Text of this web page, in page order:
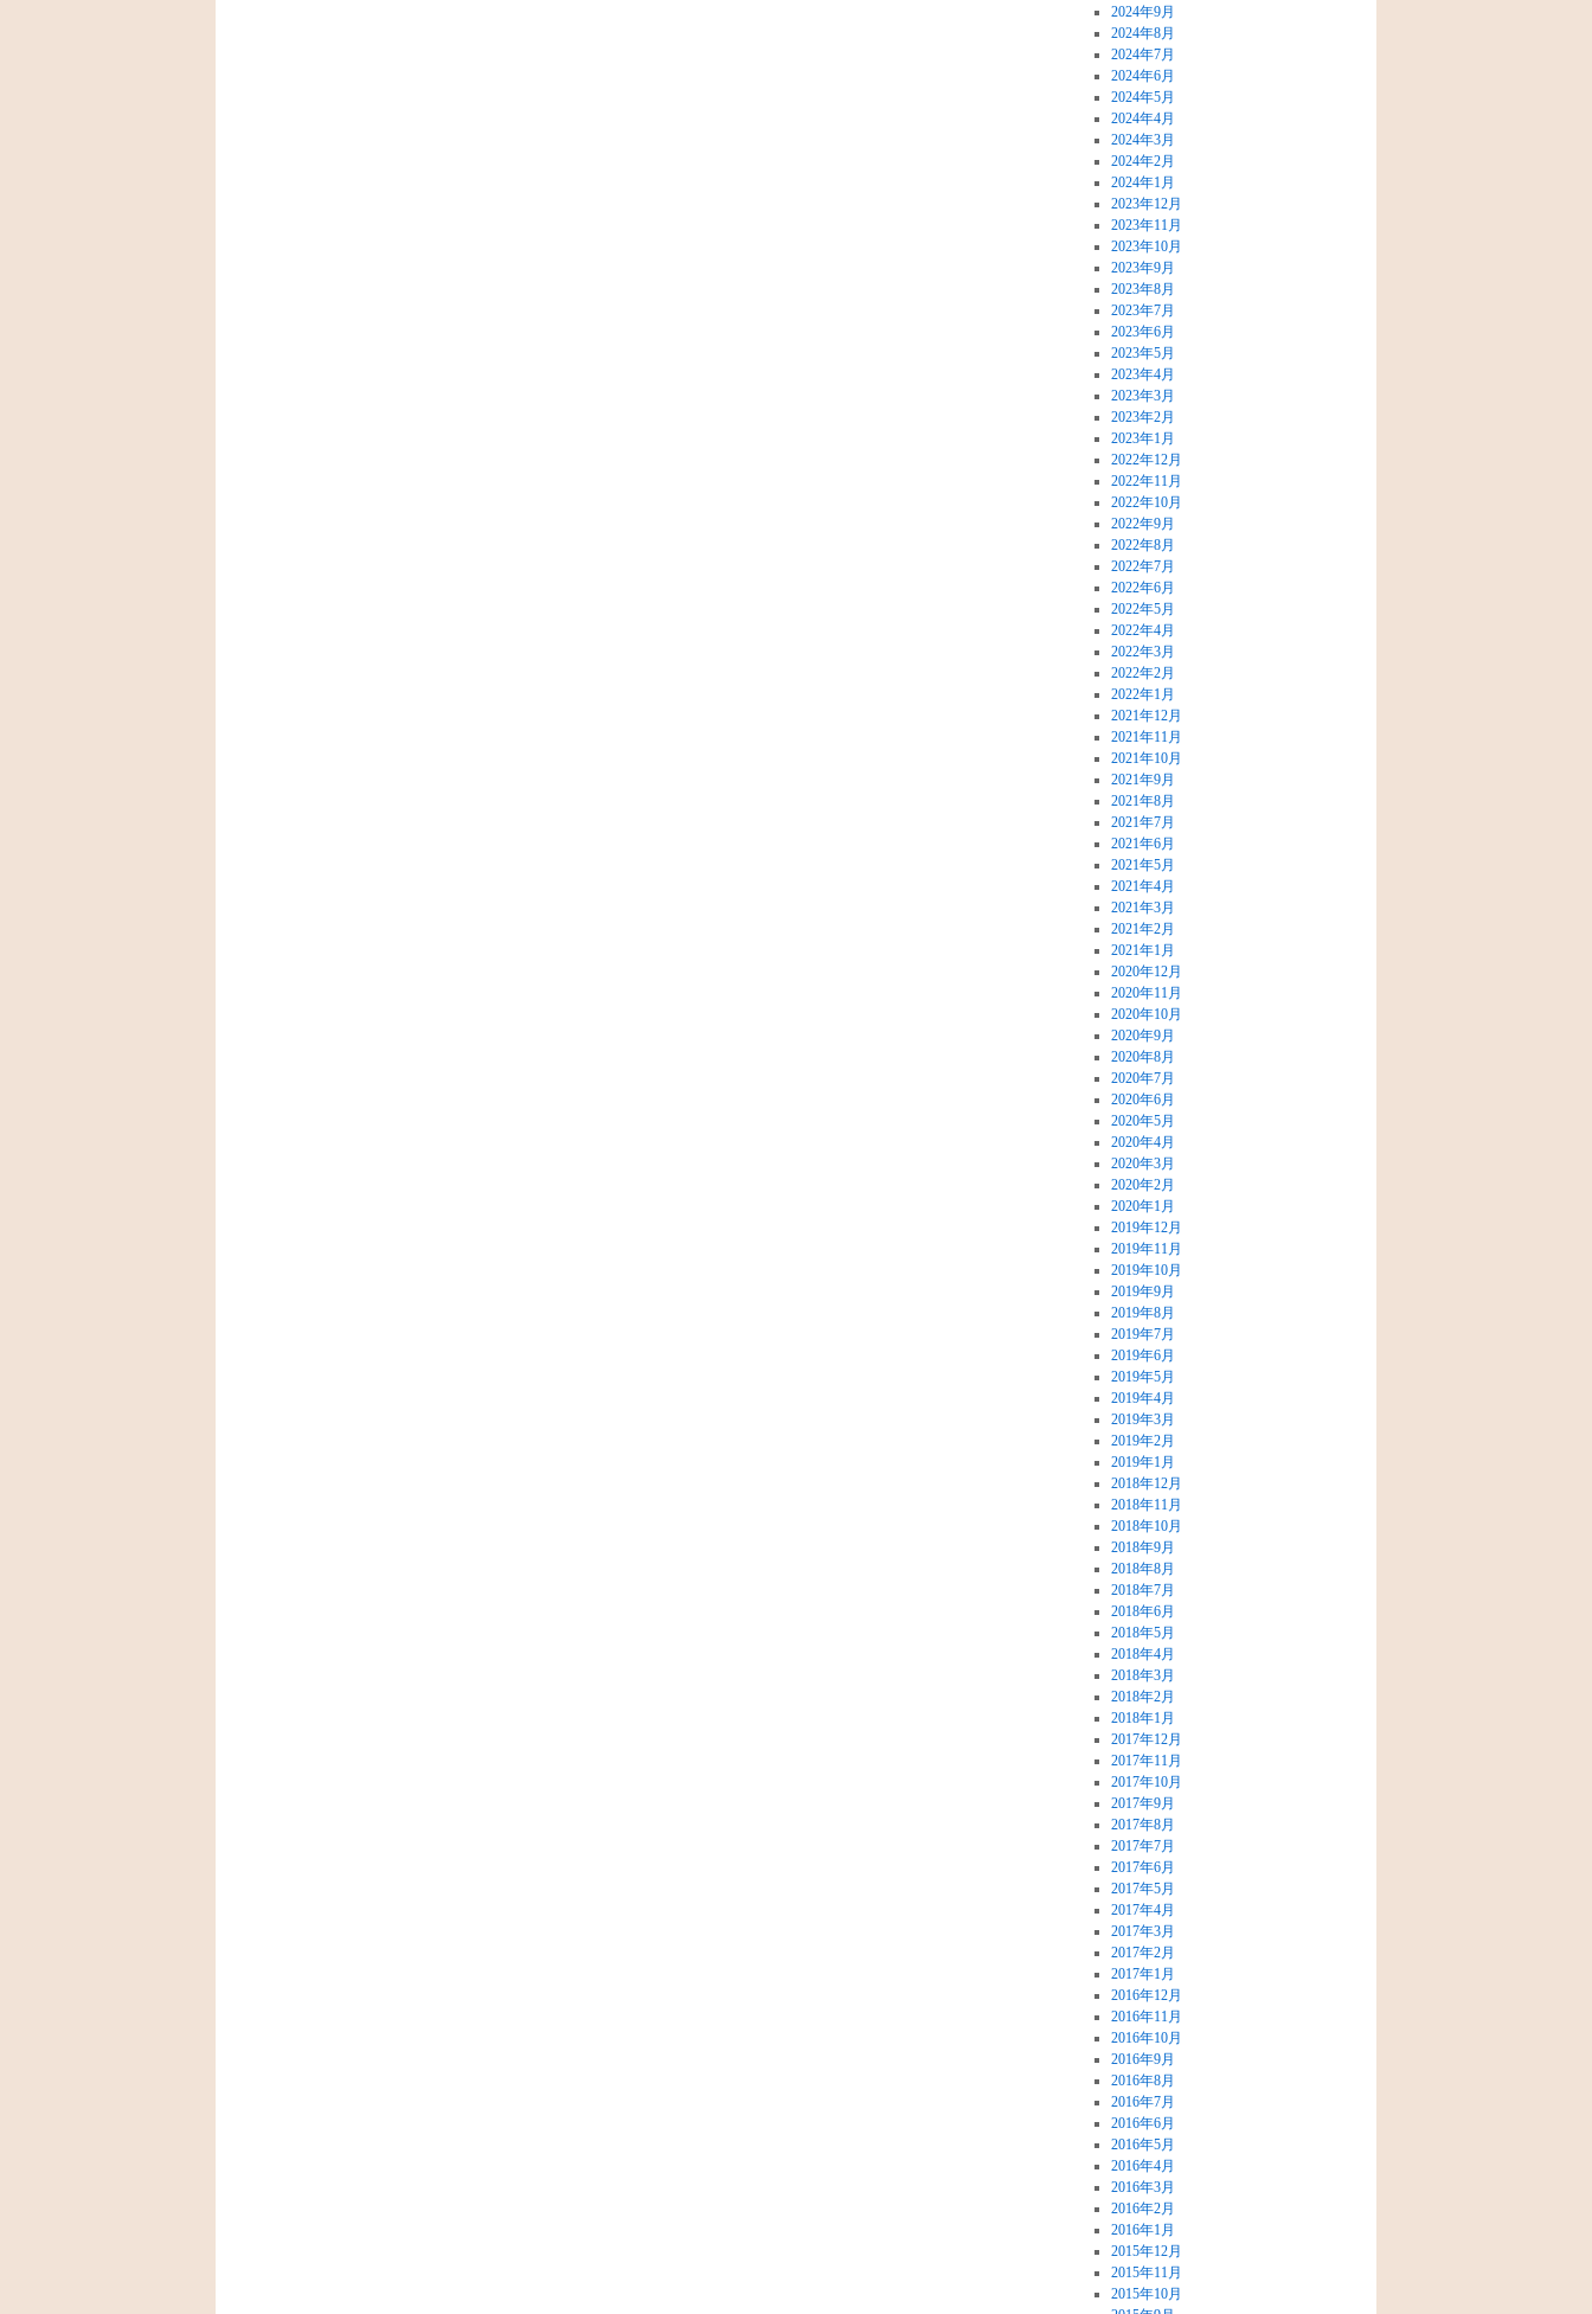
2024年9月
2024年8月
2024年7月
2024年6月
2024年5月
2024年4月
2024年3月
2024年2月
2024年1月
2023年12月
2023年11月
2023年10月
2023年9月
2023年8月
2023年7月
2023年6月
2023年5月
2023年4月
2023年3月
2023年2月
2023年1月
2022年12月
2022年11月
2022年10月
2022年9月
2022年8月
2022年7月
2022年6月
2022年5月
2022年4月
2022年3月
2022年2月
2022年1月
2021年12月
2021年11月
2021年10月
2021年9月
2021年8月
2021年7月
2021年6月
2021年5月
2021年4月
2021年3月
2021年2月
2021年1月
2020年12月
2020年11月
2020年10月
2020年9月
2020年8月
2020年7月
2020年6月
2020年5月
2020年4月
2020年3月
2020年2月
2020年1月
2019年12月
2019年11月
2019年10月
2019年9月
2019年8月
2019年7月
2019年6月
2019年5月
2019年4月
2019年3月
2019年2月
2019年1月
2018年12月
2018年11月
2018年10月
2018年9月
2018年8月
2018年7月
2018年6月
2018年5月
2018年4月
2018年3月
2018年2月
2018年1月
2017年12月
2017年11月
2017年10月
2017年9月
2017年8月
2017年7月
2017年6月
2017年5月
2017年4月
2017年3月
2017年2月
2017年1月
2016年12月
2016年11月
2016年10月
2016年9月
2016年8月
2016年7月
2016年6月
2016年5月
2016年4月
2016年3月
2016年2月
2016年1月
2015年12月
2015年11月
2015年10月